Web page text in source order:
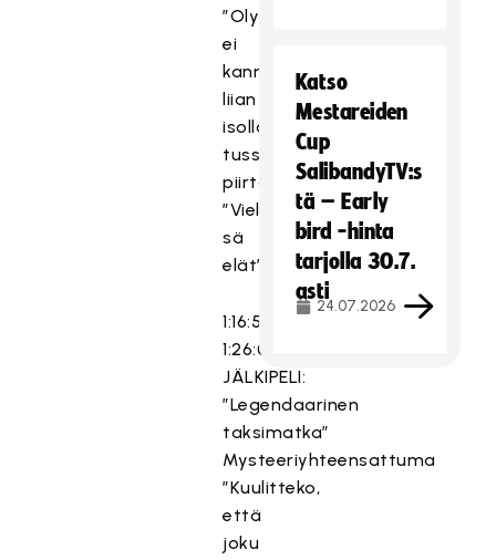
”Olympiahaavetta
ei
kannata
liian
isolla
tussilla
piirtää”
”Vieläks
sä
elät”
1:16:57-
1:26:07
JÄLKIPELI:
”Legendaarinen
taksimatka”
Mysteeriyhteensattuma
”Kuulitteko,
että
joku
Katso
Mestareiden
Cup
SalibandyTV:s
tä – Early
bird -hinta
tarjolla 30.7.
asti
24.07.2026